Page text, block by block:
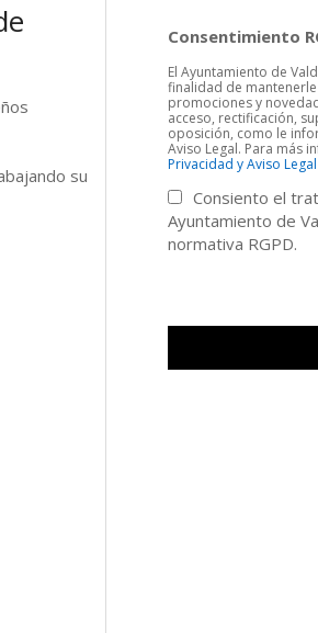
su
Consentimiento
El Ayuntamiento de
finalidad de
promociones y
acceso, rectificación,
oposición, como le
Aviso Legal. Para más
Privacidad y Aviso Legal
Consiento el
Ayuntamiento de
normativa RGPD.